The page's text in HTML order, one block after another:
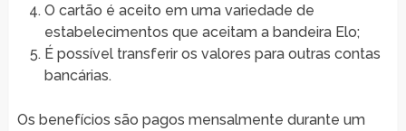
O cartão é aceito em uma variedade de
estabelecimentos que aceitam a bandeira Elo;
É possível transferir os valores para outras contas
bancárias.
Os benefícios são pagos mensalmente durante um